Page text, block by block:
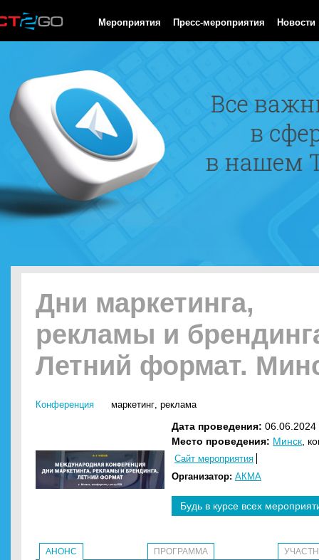
Мероприятия Пресс-мероприятия Новости
Дни маркетинга,
рекламы и
Летний формат.
Конференция маркетинг, реклама
Дата проведения:
Место проведения: Минск ,
Сайт мероприятия
Организатор: АКМА
Будь в курсе всех
АНОНС ПРОГРАММА